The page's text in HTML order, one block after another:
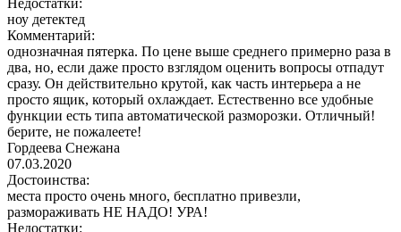
ноу детектед
Комментарий:
однозначная пятерка. По цене выше среднего примерно раза в
два, но, если даже просто взглядом оценить вопросы отпадут
сразу. Он действительно крутой, как часть интерьера а не
просто ящик, который охлаждает. Естественно все удобные
функции есть типа автоматической разморозки. Отличный!
берите, не пожалеете!
Гордеева Снежана
07.03.2020
Достоинства:
места просто очень много, бесплатно привезли,
размораживать НЕ НАДО! УРА!
Недостатки: